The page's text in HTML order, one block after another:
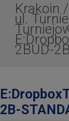
Krakoin /
ul.
2BUD-
2B-